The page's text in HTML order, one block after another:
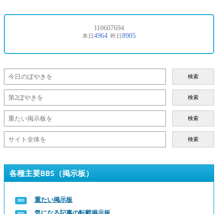
検索
検索
検索
検索
各種主要BBS（掲示板）
重たい掲示板